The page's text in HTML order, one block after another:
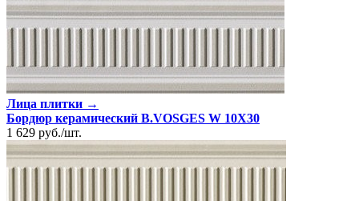
Лица плитки →
Бордюр керамический B.VOSGES W 10X30
1 629 руб./шт.